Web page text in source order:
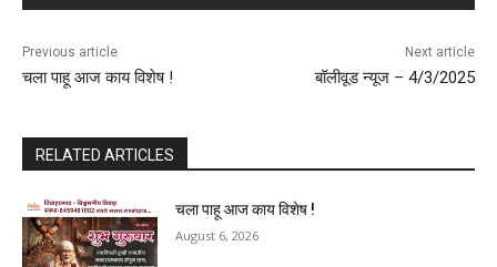
Previous article
चला पाहू आज काय विशेष !
Next article
बॉलीवूड न्यूज – 4/3/2025
RELATED ARTICLES
चला पाहू आज काय विशेष !
August 6, 2026